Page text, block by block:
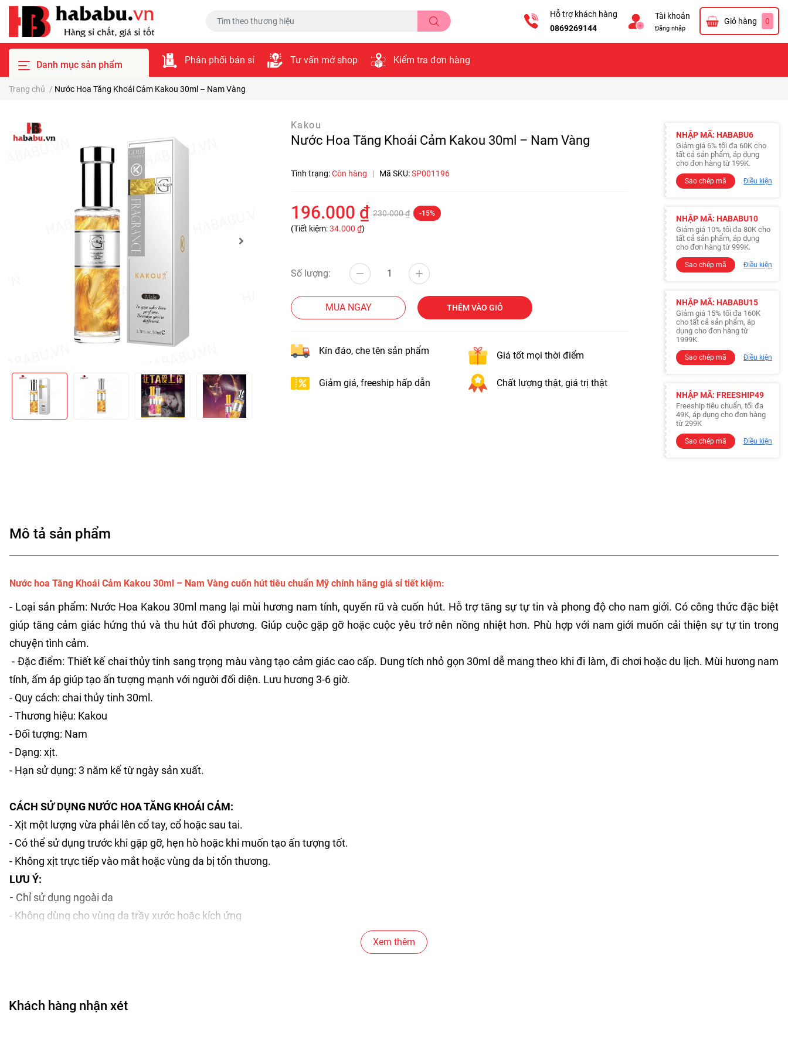
Hỗ trợ khách hàng
0869269144
Tài khoản
Đăng nhập
Giỏ hàng 0
Danh mục sản phẩm Phân phối bán sỉ Tư vấn mở shop Kiểm tra đơn hàng
Trang chủ / Nước Hoa Tăng Khoái Cảm Kakou 30ml – Nam Vàng
Kakou
Nước Hoa Tăng Khoái Cảm Kakou 30ml – Nam Vàng
Tình trạng:Còn hàng | Mã SKU:SP001196
196.000 ₫ 230.000 ₫ -15%
(Tiết kiệm:34.000 ₫)
Số lượng:
MUA NGAY THÊM VÀO GIỎ
Kín đáo, che tên sản phẩm Giá tốt mọi thời điểm
Giảm giá, freeship hấp dẫn Chất lượng thật, giá trị thật
NHẬP MÃ: HABABU6
Giảm giá 6% tối đa 60K cho
tất cả sản phẩm, áp dụng
cho đơn hàng từ 199K.
Sao chép mã Điều kiện
NHẬP MÃ: HABABU10
Giảm giá 10% tối đa 80K cho
tất cả sản phẩm, áp dụng
cho đơn hàng từ 999K.
Sao chép mã Điều kiện
NHẬP MÃ: HABABU15
Giảm giá 15% tối đa 160K
cho tất cả sản phẩm, áp
dụng cho đơn hàng từ
1999K.
Sao chép mã Điều kiện
NHẬP MÃ: FREESHIP49
Freeship tiêu chuẩn, tối đa
49K, áp dụng cho đơn hàng
từ 299K
Sao chép mã Điều kiện
Mô tả sản phẩm
Nước hoa Tăng Khoái Cảm Kakou 30ml – Nam Vàng cuốn hút tiêu chuẩn Mỹ chính hãng giá sỉ tiết kiệm:
- Loại sản phẩm: Nước Hoa Kakou 30ml mang lại mùi hương nam tính, quyến rũ và cuốn hút. Hỗ trợ tăng sự tự tin và phong độ cho nam giới. Có công thức đặc biệt
giúp tăng cảm giác hứng thú và thu hút đối phương. Giúp cuộc gặp gỡ hoặc cuộc yêu trở nên nồng nhiệt hơn. Phù hợp với nam giới muốn cải thiện sự tự tin trong
chuyện tình cảm.
- Đặc điểm: Thiết kế chai thủy tinh sang trọng màu vàng tạo cảm giác cao cấp. Dung tích nhỏ gọn 30ml dễ mang theo khi đi làm, đi chơi hoặc du lịch. Mùi hương nam
tính, ấm áp giúp tạo ấn tượng mạnh với người đối diện. Lưu hương 3-6 giờ.
- Quy cách: chai thủy tinh 30ml.
- Thương hiệu: Kakou
- Đối tượng: Nam
- Dạng: xịt.
- Hạn sử dụng: 3 năm kể từ ngày sản xuất.
CÁCH SỬ DỤNG NƯỚC HOA TĂNG KHOÁI CẢM:
- Xịt một lượng vừa phải lên cổ tay, cổ hoặc sau tai.
- Có thể sử dụng trước khi gặp gỡ, hẹn hò hoặc khi muốn tạo ấn tượng tốt.
- Không xịt trực tiếp vào mắt hoặc vùng da bị tổn thương.
LƯU Ý:
- Chỉ sử dụng ngoài da
- Không dùng cho vùng da trầy xước hoặc kích ứng
HƯỚNG DẪN SỬ DỤNG GEL BÔI TRƠN:
- Rửa tay thật sạch trước khi bóc vỏ chai.
Xem thêm
Khách hàng nhận xét